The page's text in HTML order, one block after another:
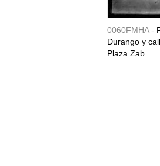
0060FMHA -
Durango y
Plaza Zab...